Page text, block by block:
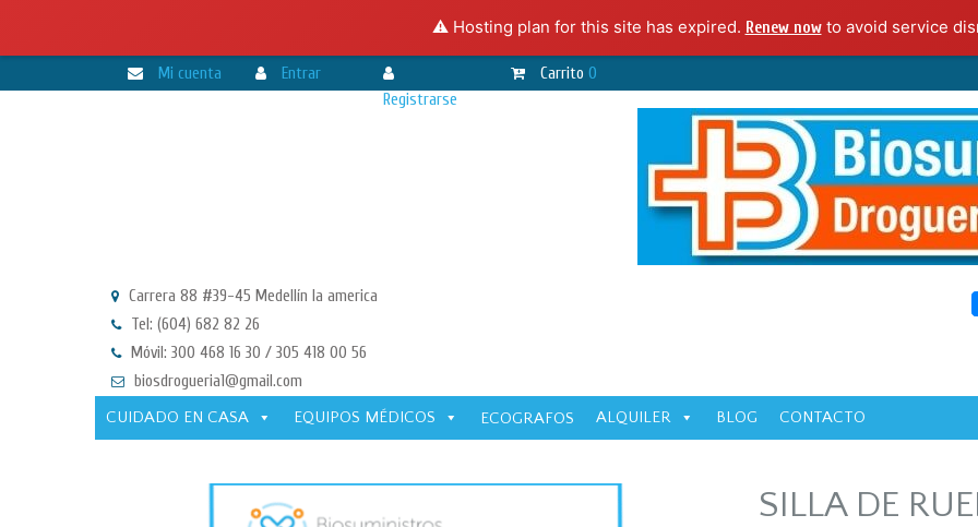
⚠️ Hosting plan for this site has expired. Renew nowto avoid service
Mi cuenta
Entrar
Registrarse
Carrito 0
Carrera 88 #39-45 Medellín la america
Tel: (604) 682 82 26
Móvil: 300 468 16 30 / 305 418 00 56
biosdrogueria1@gmail.com
CUIDADO EN CASA
EQUIPOS MÉDICOS ECOGRAFOS ALQUILER BLOG CONTACTO
SILLA DE